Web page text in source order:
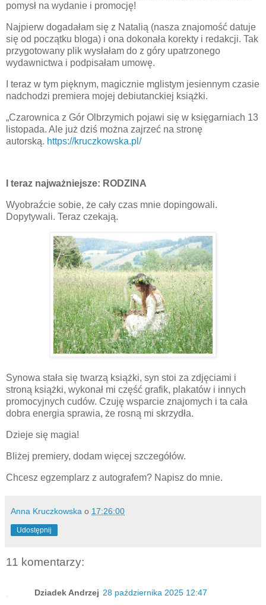
pomysł na wydanie i promocję!
Najpierw dogadałam się z Natalią (nasza znajomość datuje
się od początku bloga) i ona dokonała korekty i redakcji. Tak
przygotowany plik wysłałam do z góry upatrzonego
wydawnictwa i podpisałam umowę.
I teraz w tym pięknym, magicznie mglistym jesiennym czasie
nadchodzi premiera mojej debiutanckiej książki.
„Czarownica z Gór Olbrzymich pojawi się w księgarniach 13
listopada. Ale już dziś można zajrzeć na stronę
autorską. https://kruczkowska.pl/
I teraz najważniejsze: RODZINA
Wyobraźcie sobie, że cały czas mnie dopingowali.
Dopytywali. Teraz czekają.
Synowa stała się twarzą książki, syn stoi za zdjęciami i
stroną książki, wykonał mi część grafik, plakatów i innych
promocyjnych cudów. Czuję wsparcie znajomych i ta cała
dobra energia sprawia, że rosną mi skrzydła.
Dzieje się magia!
Bliżej premiery, dodam więcej szczegółów.
Chcesz egzemplarz z autografem? Napisz do mnie.
Anna Kruczkowska o 17:26:00
Udostępnij
11 komentarzy:
Dziadek Andrzej 28 października 2025 12:47